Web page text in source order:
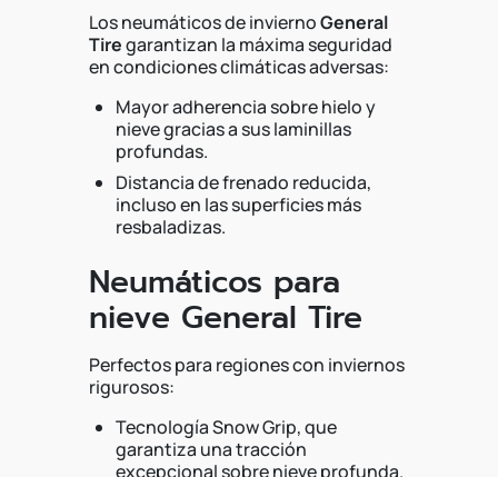
Los neumáticos de inviernoGeneral
Tiregarantizan la máxima seguridad
en condiciones climáticas adversas:
Mayor adherencia sobre hielo y
nieve gracias a sus laminillas
profundas.
Distancia de frenado reducida,
incluso en las superficies más
resbaladizas.
Neumáticos para
nieve General Tire
Perfectos para regiones con inviernos
rigurosos:
Tecnología Snow Grip, que
garantiza una tracción
excepcional sobre nieve profunda.